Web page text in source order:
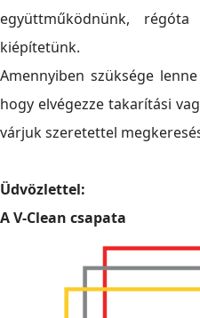
együttműködnünk,
kiépítetünk.
Amennyiben szüksége
hogy elvégezze takarítási
várjuk szeretettel
Üdvözlettel:
A V-Clean csapata